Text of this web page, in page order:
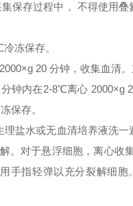
保存过程中， 不得使用
冻保存。
20 分钟，收集血清
钟内在2-8℃离心
保存。
盐水或无血清培养液洗
。对于悬浮细胞，离心收
手指轻弹以充分裂解细